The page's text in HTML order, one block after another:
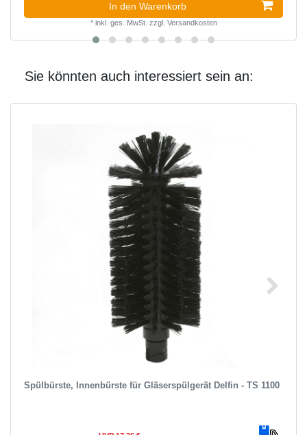
In den Warenkorb
* inkl. ges. MwSt. zzgl. Versandkosten
Sie könnten auch interessiert sein an:
Spülbürste, Innenbürste für Gläserspülgerät Delfin - TS 1100